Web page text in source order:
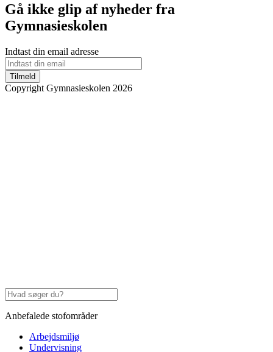
Gå ikke glip af nyheder fra
Gymnasieskolen
Indtast din email adresse
Tilmeld
Copyright Gymnasieskolen 2026
Anbefalede stofområder
Arbejdsmiljø
Undervisning